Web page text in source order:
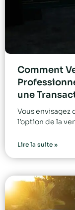
Comment
une
Vous envisagez
l’option de la
Lire la suite »